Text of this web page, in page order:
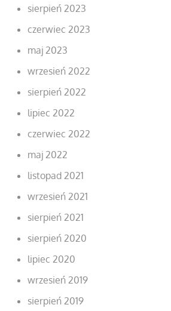
sierpień 2023
czerwiec 2023
maj 2023
wrzesień 2022
sierpień 2022
lipiec 2022
czerwiec 2022
maj 2022
listopad 2021
wrzesień 2021
sierpień 2021
sierpień 2020
lipiec 2020
wrzesień 2019
sierpień 2019